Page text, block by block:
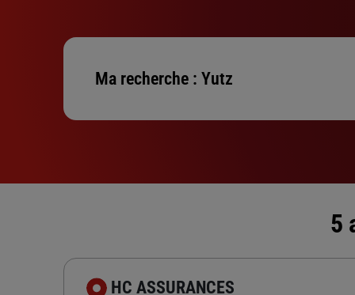
Ma recherche : Yutz
5
HC ASSURANCES